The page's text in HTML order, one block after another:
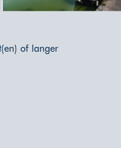
of langer